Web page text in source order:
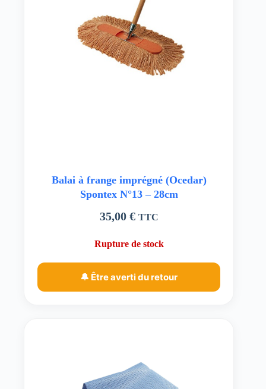
Balai à frange imprégné (Ocedar)
Spontex N°13 – 28cm
35,00 € TTC
Rupture de stock
🔔 Être averti du retour